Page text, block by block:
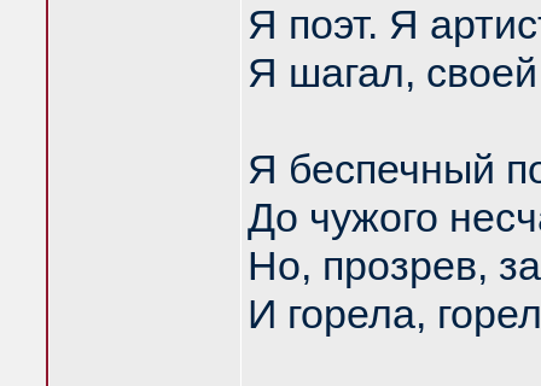
Я поэт. Я
Я шагал,
Я беспечный
До чужого
Но, прозрев,
И горела,